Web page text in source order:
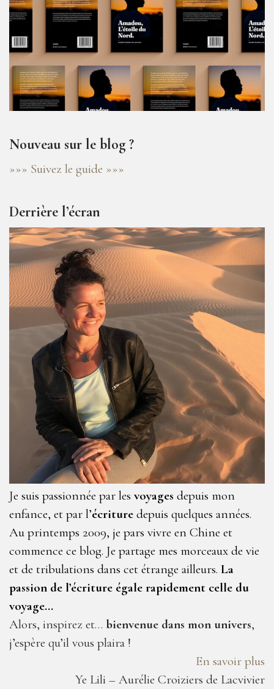
Nouveau sur le blog ?
»»» Suivez le guide »»»
Derrière l’écran
Je suis passionnée par les voyages depuis mon
enfance, et par l’écriture depuis quelques années.
Au printemps 2009, je pars vivre en Chine et
commence ce blog. Je partage mes morceaux de vie
et de tribulations dans cet étrange ailleurs. La
passion de l’écriture égale rapidement celle du
voyage…
Alors, inspirez et… bienvenue dans mon univers,
j’espère qu’il vous plaira !
En savoir plus
Ye Lili – Aurélie Croiziers de Lacvivier